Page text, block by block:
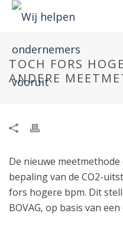
TOCH FORS
ANDERE
De nieuwe
bepaling van de CO2-
fors hogere bpm. Dit
BOVAG, op basis van